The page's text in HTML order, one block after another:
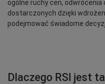
ogólne ruchy cen,
dostarczonych dzięki
podejmować świadome
Dlaczego RSI jest